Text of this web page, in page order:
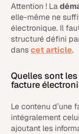
Attention ! La
elle-même ne
électronique. Il
structuré défini
danscet article.
Quelles sont
facture
Le contenu d’une
intégralement
ajoutant les